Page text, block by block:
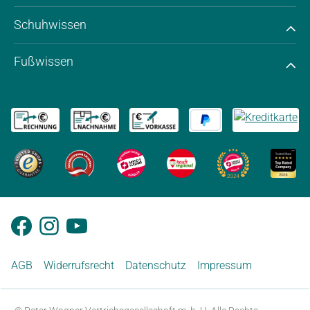
Schuhwissen
Fußwissen
AGB Widerrufsrecht Datenschutz Impressum